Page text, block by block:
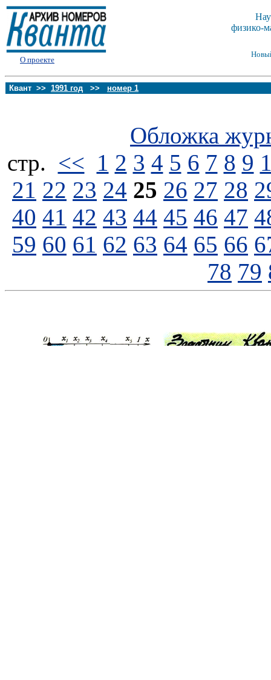
О проекте
физико-
Квант >> 1991 год >> номер 1
Обложка
стp. << 1 2 3 4 5 6 7 8 9
21 22 23 24 25 26 27 28
40 41 42 43 44 45 46 47
59 60 61 62 63 64 65 66
78 79